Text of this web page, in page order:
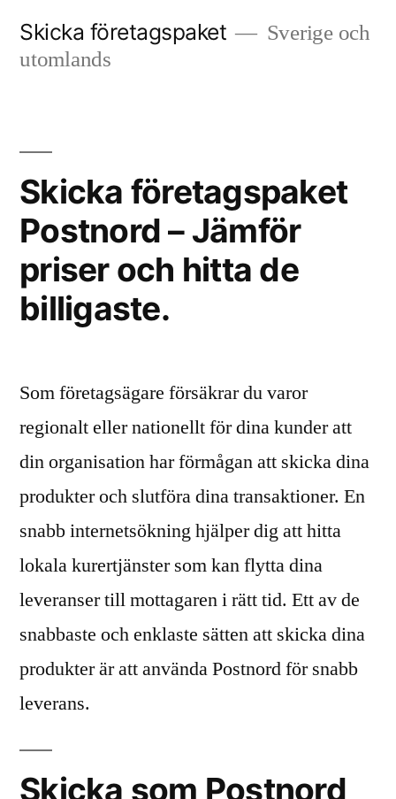
Skicka företagspaket
Sverige och
utomlands
Skicka företagspaket
Postnord – Jämför
priser och hitta de
billigaste.
Som företagsägare försäkrar du varor
regionalt eller nationellt för dina kunder att
din organisation har förmågan att skicka dina
produkter och slutföra dina transaktioner. En
snabb internetsökning hjälper dig att hitta
lokala kurertjänster som kan flytta dina
leveranser till mottagaren i rätt tid. Ett av de
snabbaste och enklaste sätten att skicka dina
produkter är att använda Postnord för snabb
leverans.
Skicka som Postnord